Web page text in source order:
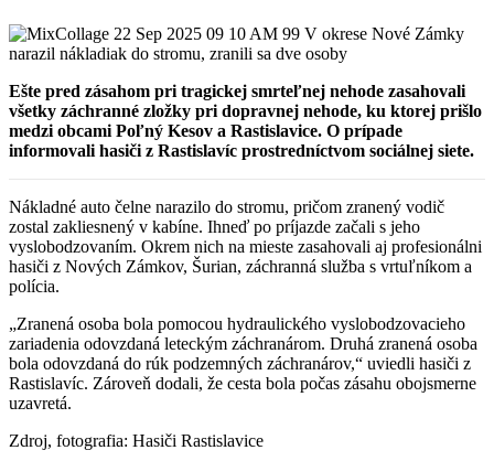
Ešte pred zásahom pri tragickej smrteľnej nehode zasahovali
všetky záchranné zložky pri dopravnej nehode, ku ktorej prišlo
medzi obcami Poľný Kesov a Rastislavice. O prípade
informovali hasiči z Rastislavíc prostredníctvom sociálnej siete.
Nákladné auto čelne narazilo do stromu, pričom zranený vodič
zostal zakliesnený v kabíne. Ihneď po príjazde začali s jeho
vyslobodzovaním. Okrem nich na mieste zasahovali aj profesionálni
hasiči z Nových Zámkov, Šurian, záchranná služba s vrtuľníkom a
polícia.
„Zranená osoba bola pomocou hydraulického vyslobodzovacieho
zariadenia odovzdaná leteckým záchranárom. Druhá zranená osoba
bola odovzdaná do rúk podzemných záchranárov,“ uviedli hasiči z
Rastislavíc. Zároveň dodali, že cesta bola počas zásahu obojsmerne
uzavretá.
Zdroj, fotografia: Hasiči Rastislavice